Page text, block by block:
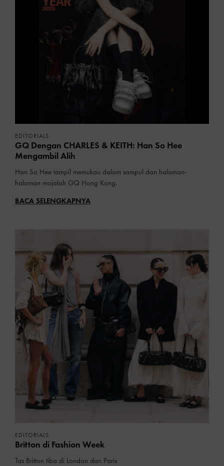
EDITORIALS
GQ Dengan CHARLES & KEITH: Han So Hee
Mengambil Alih
Han So Hee tampil memukau dalam sampul dan halaman-
halaman majalah GQ Hong Kong.
BACA SELENGKAPNYA
EDITORIALS
Britton di Fashion Week
Tas Britton tiba di London dan Paris